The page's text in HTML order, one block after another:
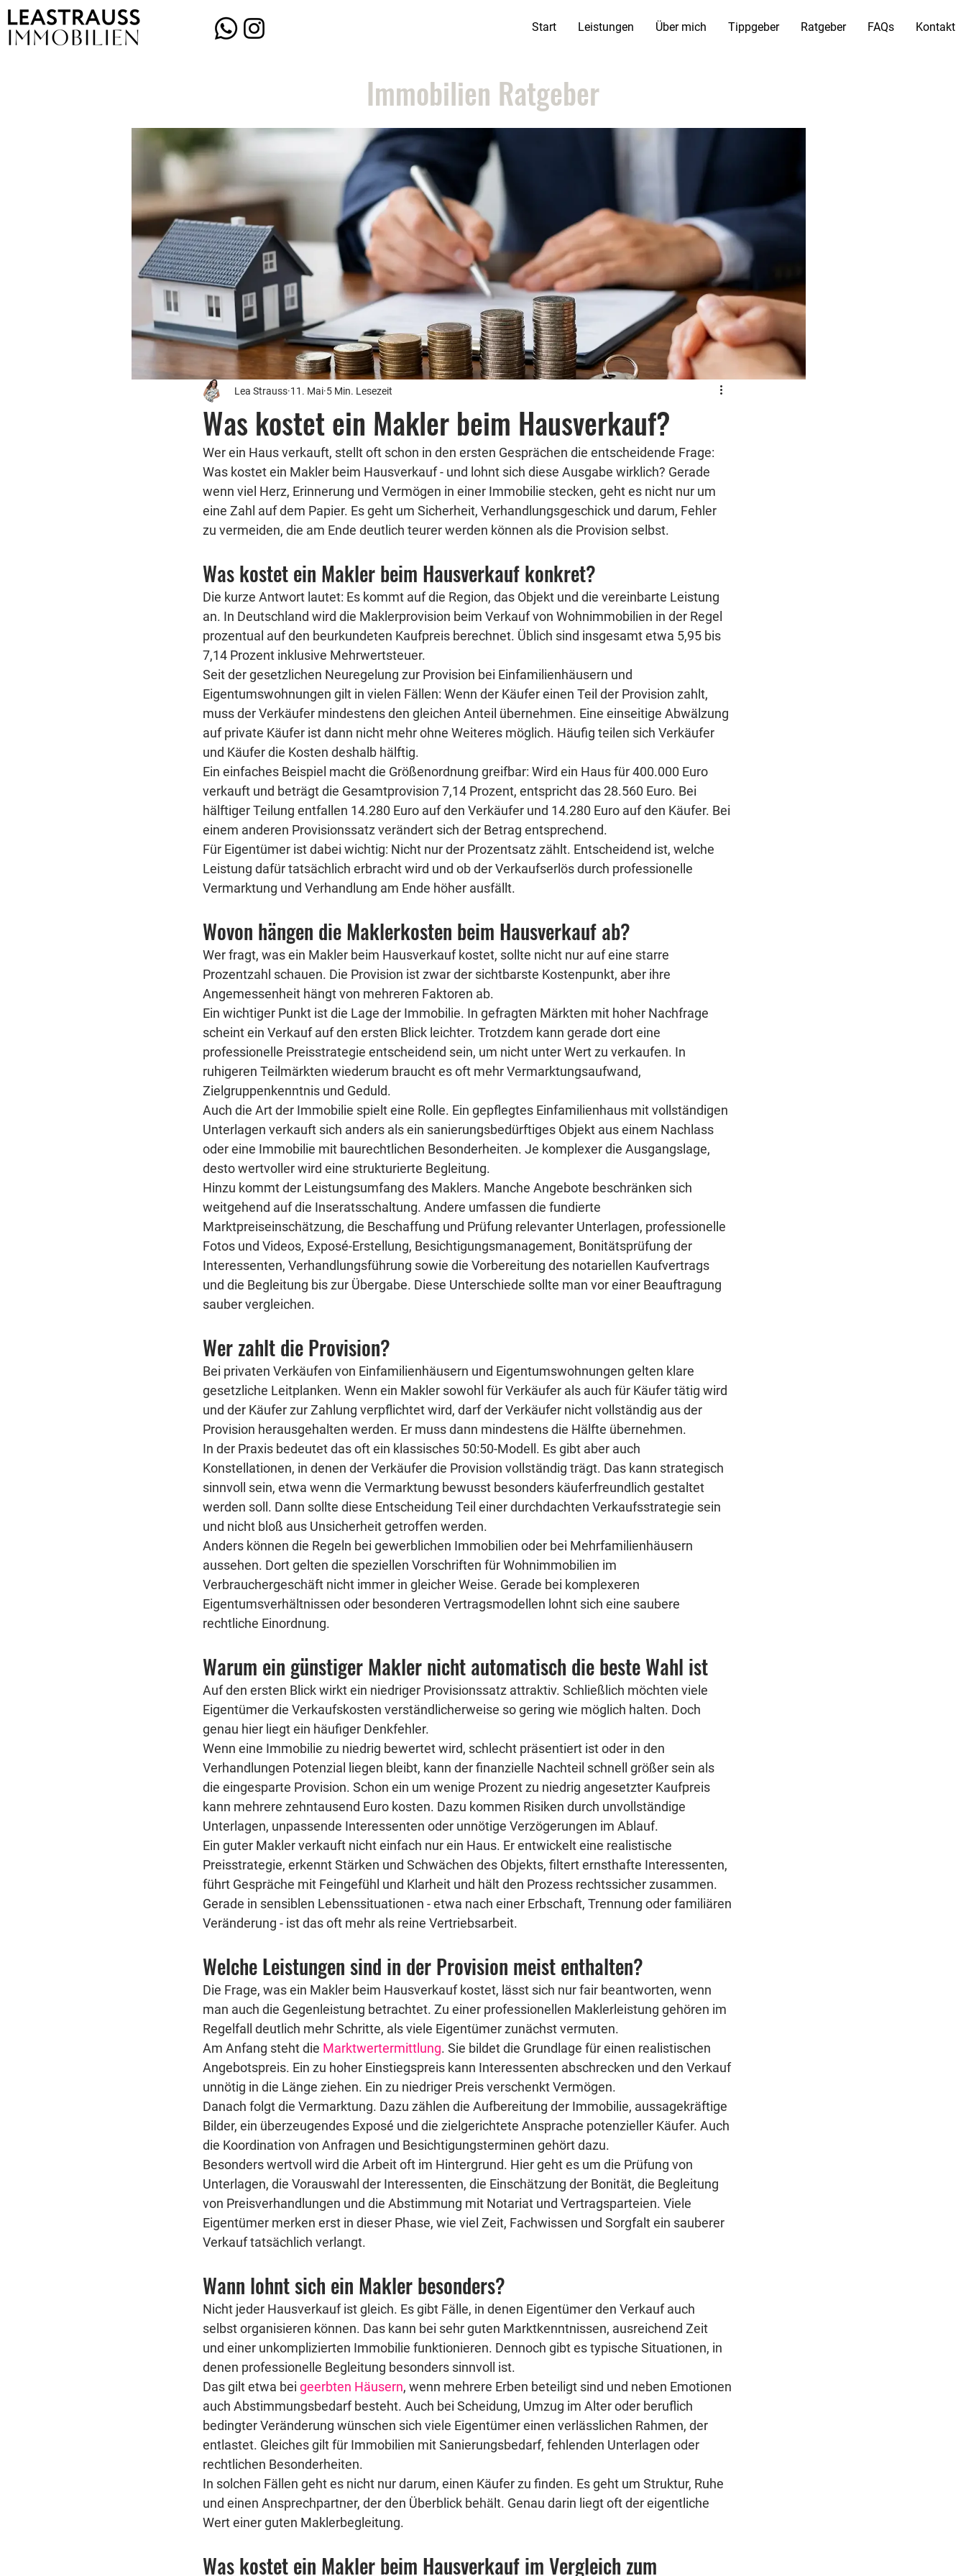
Start Leistungen Über mich Tippgeber Ratgeber FAQs Kontakt
Was kostet ein Makler beim Hausverkauf?
Lea Strauss 11. Mai 5 Min. Lesezeit
Wer ein Haus verkauft, stellt oft schon in den ersten Gesprächen die entscheidende Frage:
Was kostet ein Makler beim Hausverkauf - und lohnt sich diese Ausgabe wirklich? Gerade
wenn viel Herz, Erinnerung und Vermögen in einer Immobilie stecken, geht es nicht nur um
eine Zahl auf dem Papier. Es geht um Sicherheit, Verhandlungsgeschick und darum, Fehler
zu vermeiden, die am Ende deutlich teurer werden können als die Provision selbst.
Was kostet ein Makler beim Hausverkauf konkret?
Die kurze Antwort lautet: Es kommt auf die Region, das Objekt und die vereinbarte Leistung
an. In Deutschland wird die Maklerprovision beim Verkauf von Wohnimmobilien in der Regel
prozentual auf den beurkundeten Kaufpreis berechnet. Üblich sind insgesamt etwa 5,95 bis
7,14 Prozent inklusive Mehrwertsteuer.
Seit der gesetzlichen Neuregelung zur Provision bei Einfamilienhäusern und
Eigentumswohnungen gilt in vielen Fällen: Wenn der Käufer einen Teil der Provision zahlt,
muss der Verkäufer mindestens den gleichen Anteil übernehmen. Eine einseitige Abwälzung
auf private Käufer ist dann nicht mehr ohne Weiteres möglich. Häufig teilen sich Verkäufer
und Käufer die Kosten deshalb hälftig.
Ein einfaches Beispiel macht die Größenordnung greifbar: Wird ein Haus für 400.000 Euro
verkauft und beträgt die Gesamtprovision 7,14 Prozent, entspricht das 28.560 Euro. Bei
hälftiger Teilung entfallen 14.280 Euro auf den Verkäufer und 14.280 Euro auf den Käufer. Bei
einem anderen Provisionssatz verändert sich der Betrag entsprechend.
Für Eigentümer ist dabei wichtig: Nicht nur der Prozentsatz zählt. Entscheidend ist, welche
Leistung dafür tatsächlich erbracht wird und ob der Verkaufserlös durch professionelle
Vermarktung und Verhandlung am Ende höher ausfällt.
Wovon hängen die Maklerkosten beim Hausverkauf ab?
Wer fragt, was ein Makler beim Hausverkauf kostet, sollte nicht nur auf eine starre
Prozentzahl schauen. Die Provision ist zwar der sichtbarste Kostenpunkt, aber ihre
Angemessenheit hängt von mehreren Faktoren ab.
Ein wichtiger Punkt ist die Lage der Immobilie. In gefragten Märkten mit hoher Nachfrage
scheint ein Verkauf auf den ersten Blick leichter. Trotzdem kann gerade dort eine
professionelle Preisstrategie entscheidend sein, um nicht unter Wert zu verkaufen. In
ruhigeren Teilmärkten wiederum braucht es oft mehr Vermarktungsaufwand,
Zielgruppenkenntnis und Geduld.
Auch die Art der Immobilie spielt eine Rolle. Ein gepflegtes Einfamilienhaus mit vollständigen
Unterlagen verkauft sich anders als ein sanierungsbedürftiges Objekt aus einem Nachlass
oder eine Immobilie mit baurechtlichen Besonderheiten. Je komplexer die Ausgangslage,
desto wertvoller wird eine strukturierte Begleitung.
Hinzu kommt der Leistungsumfang des Maklers. Manche Angebote beschränken sich
weitgehend auf die Inseratsschaltung. Andere umfassen die fundierte
Marktpreiseinschätzung, die Beschaffung und Prüfung relevanter Unterlagen, professionelle
Fotos und Videos, Exposé-Erstellung, Besichtigungsmanagement, Bonitätsprüfung der
Interessenten, Verhandlungsführung sowie die Vorbereitung des notariellen Kaufvertrags
und die Begleitung bis zur Übergabe. Diese Unterschiede sollte man vor einer Beauftragung
sauber vergleichen.
Wer zahlt die Provision?
Bei privaten Verkäufen von Einfamilienhäusern und Eigentumswohnungen gelten klare
gesetzliche Leitplanken. Wenn ein Makler sowohl für Verkäufer als auch für Käufer tätig wird
und der Käufer zur Zahlung verpflichtet wird, darf der Verkäufer nicht vollständig aus der
Provision herausgehalten werden. Er muss dann mindestens die Hälfte übernehmen.
In der Praxis bedeutet das oft ein klassisches 50:50-Modell. Es gibt aber auch
Konstellationen, in denen der Verkäufer die Provision vollständig trägt. Das kann strategisch
sinnvoll sein, etwa wenn die Vermarktung bewusst besonders käuferfreundlich gestaltet
werden soll. Dann sollte diese Entscheidung Teil einer durchdachten Verkaufsstrategie sein
und nicht bloß aus Unsicherheit getroffen werden.
Anders können die Regeln bei gewerblichen Immobilien oder bei Mehrfamilienhäusern
aussehen. Dort gelten die speziellen Vorschriften für Wohnimmobilien im
Verbrauchergeschäft nicht immer in gleicher Weise. Gerade bei komplexeren
Eigentumsverhältnissen oder besonderen Vertragsmodellen lohnt sich eine saubere
rechtliche Einordnung.
Warum ein günstiger Makler nicht automatisch die beste Wahl ist
Auf den ersten Blick wirkt ein niedriger Provisionssatz attraktiv. Schließlich möchten viele
Eigentümer die Verkaufskosten verständlicherweise so gering wie möglich halten. Doch
genau hier liegt ein häufiger Denkfehler.
Wenn eine Immobilie zu niedrig bewertet wird, schlecht präsentiert ist oder in den
Verhandlungen Potenzial liegen bleibt, kann der finanzielle Nachteil schnell größer sein als
die eingesparte Provision. Schon ein um wenige Prozent zu niedrig angesetzter Kaufpreis
kann mehrere zehntausend Euro kosten. Dazu kommen Risiken durch unvollständige
Unterlagen, unpassende Interessenten oder unnötige Verzögerungen im Ablauf.
Ein guter Makler verkauft nicht einfach nur ein Haus. Er entwickelt eine realistische
Preisstrategie, erkennt Stärken und Schwächen des Objekts, filtert ernsthafte Interessenten,
führt Gespräche mit Feingefühl und Klarheit und hält den Prozess rechtssicher zusammen.
Gerade in sensiblen Lebenssituationen - etwa nach einer Erbschaft, Trennung oder familiären
Veränderung - ist das oft mehr als reine Vertriebsarbeit.
Welche Leistungen sind in der Provision meist enthalten?
Die Frage, was ein Makler beim Hausverkauf kostet, lässt sich nur fair beantworten, wenn
man auch die Gegenleistung betrachtet. Zu einer professionellen Maklerleistung gehören im
Regelfall deutlich mehr Schritte, als viele Eigentümer zunächst vermuten.
Am Anfang steht die Marktwertermittlung. Sie bildet die Grundlage für einen realistischen
Angebotspreis. Ein zu hoher Einstiegspreis kann Interessenten abschrecken und den Verkauf
unnötig in die Länge ziehen. Ein zu niedriger Preis verschenkt Vermögen.
Danach folgt die Vermarktung. Dazu zählen die Aufbereitung der Immobilie, aussagekräftige
Bilder, ein überzeugendes Exposé und die zielgerichtete Ansprache potenzieller Käufer. Auch
die Koordination von Anfragen und Besichtigungsterminen gehört dazu.
Besonders wertvoll wird die Arbeit oft im Hintergrund. Hier geht es um die Prüfung von
Unterlagen, die Vorauswahl der Interessenten, die Einschätzung der Bonität, die Begleitung
von Preisverhandlungen und die Abstimmung mit Notariat und Vertragsparteien. Viele
Eigentümer merken erst in dieser Phase, wie viel Zeit, Fachwissen und Sorgfalt ein sauberer
Verkauf tatsächlich verlangt.
Wann lohnt sich ein Makler besonders?
Nicht jeder Hausverkauf ist gleich. Es gibt Fälle, in denen Eigentümer den Verkauf auch
selbst organisieren können. Das kann bei sehr guten Marktkenntnissen, ausreichend Zeit
und einer unkomplizierten Immobilie funktionieren. Dennoch gibt es typische Situationen, in
denen professionelle Begleitung besonders sinnvoll ist.
Das gilt etwa bei geerbten Häusern, wenn mehrere Erben beteiligt sind und neben Emotionen
auch Abstimmungsbedarf besteht. Auch bei Scheidung, Umzug im Alter oder beruflich
bedingter Veränderung wünschen sich viele Eigentümer einen verlässlichen Rahmen, der
entlastet. Gleiches gilt für Immobilien mit Sanierungsbedarf, fehlenden Unterlagen oder
rechtlichen Besonderheiten.
In solchen Fällen geht es nicht nur darum, einen Käufer zu finden. Es geht um Struktur, Ruhe
und einen Ansprechpartner, der den Überblick behält. Genau darin liegt oft der eigentliche
Wert einer guten Maklerbegleitung.
Was kostet ein Makler beim Hausverkauf im Vergleich zum
Immobilien Ratgeber